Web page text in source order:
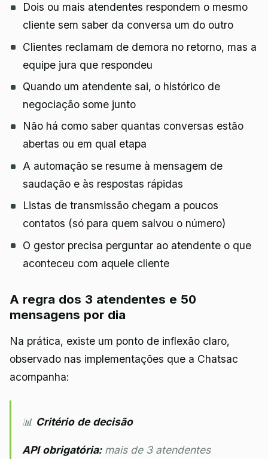
Dois ou mais atendentes respondem o mesmo
cliente sem saber da conversa um do outro
Clientes reclamam de demora no retorno, mas a
equipe jura que respondeu
Quando um atendente sai, o histórico de
negociação some junto
Não há como saber quantas conversas estão
abertas ou em qual etapa
A automação se resume à mensagem de
saudação e às respostas rápidas
Listas de transmissão chegam a poucos
contatos (só para quem salvou o número)
O gestor precisa perguntar ao atendente o que
aconteceu com aquele cliente
A regra dos 3 atendentes e 50
mensagens por dia
Na prática, existe um ponto de inflexão claro,
observado nas implementações que a Chatsac
acompanha:
📊 Critério de decisão
API obrigatória:mais de 3 atendentes